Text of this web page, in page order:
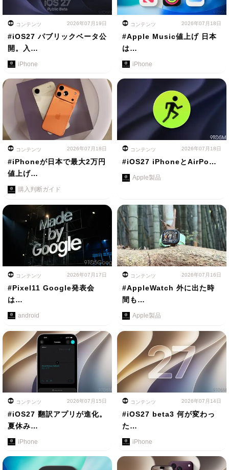
コンテンツ 2026年07月19日
#iOS27 パブリックベータ公
開。入…
iPhone
コンテンツ 2026年07月18日
#Apple Music値上げ 日本
は…
iPhone
コンテンツ 2026年07月18日
#iPhoneが日本で最大2万円
値上げ…
購入判断ガイド
コンテンツ 2026年07月18日
#iOS27 iPhoneとAirPo…
Apple製品
コンテンツ 2026年07月17日
#Pixel11 Google発表会
は…
android
コンテンツ 2026年07月16日
#AppleWatch 外に出た時
間も…
Apple製品
コンテンツ 2026年07月15日
#iOS27 翻訳アプリが進化。
夏休み…
iPhone
コンテンツ 2026年07月14日
#iOS27 beta3 何が変わっ
た…
iPhone